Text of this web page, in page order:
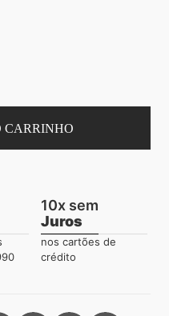
CARRINHO
10x sem
Juros
nos cartões de
crédito